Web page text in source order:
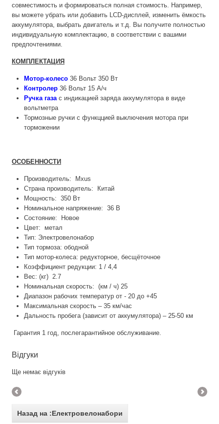
совместимость и формироваться полная стоимость. Например,
вы можете убрать или добавить LCD-дисплей, изменить ёмкость
аккумулятора, выбрать двигатель и т.д. Вы получите полностью
индивидуальную комплектацию, в соответствии с вашими
предпочтениями.
КОМПЛЕКТАЦИЯ
Мотор-колесо 36 Вольт 350 Вт
Контролер 36 Вольт 15 А/ч
Ручка газас индикацией заряда аккумулятора в виде
вольтметра
Тормозные ручки с функццией выключения мотора при
торможении
ОСОБЕННОСТИ
Производитель: Mxus
Страна производитель: Китай
Мощность: 350 Вт
Номинальное напряжение: 36 В
Состояние: Новое
Цвет: метал
Тип: Электровелонабор
Тип тормоза: ободной
Тип мотор-колеса: редукторное, бесщёточное
Коэффициент редукции: 1 / 4,4
Вес: (кг) 2.7
Номинальная скорость: (км / ч) 25
Диапазон рабочих температур от - 20 до +45
Максимальная скорость – 35 км/час
Дальность пробега (зависит от аккумулятора) – 25-50 км
Гарантия 1 год, послегарантийное обслуживание.
Відгуки
Ще немає відгуків
Назад на :Електровелонабори